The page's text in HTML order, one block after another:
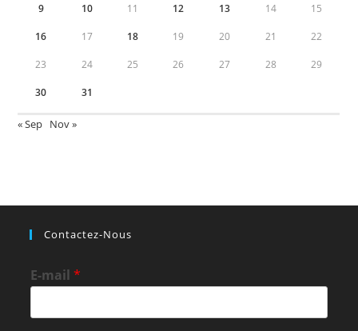
9 10 11 12 13 14 15
16 17 18 19 20 21 22
23 24 25 26 27 28 29
30 31
« Sep Nov »
Contactez-Nous
E-mail*